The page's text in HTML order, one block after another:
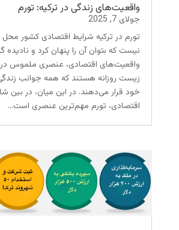
واقعیت‌های زندگی در ترکیه: تورم
جولای 7, 2025
تورم در ترکیه شرایط اقتصادی کشور
نیست که بتوان آن را پنهان کرد و نادیده
واقعیت‌های اقتصادی، عنصری ملموس در
زیست روزانه هستند که همه جوانب
خود قرار می‌دهند. در این میان، در
اقتصادی، تورم مهم‌ترین عنصری است...